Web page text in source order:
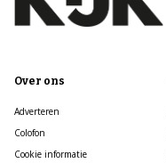
Over ons
Adverteren
Colofon
Cookie informatie